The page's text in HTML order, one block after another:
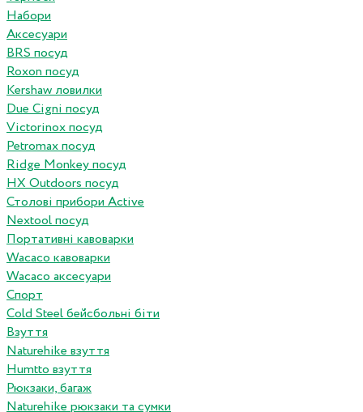
Набори
Аксесуари
BRS посуд
Roxon посуд
Kershaw ловилки
Due Cigni посуд
Victorinox посуд
Petromax посуд
Ridge Monkey посуд
HX Outdoors посуд
Столові прибори Active
Nextool посуд
Портативні кавоварки
Wacaco кавоварки
Wacaco аксесуари
Спорт
Cold Steel бейсбольні біти
Взуття
Naturehike взуття
Humtto взуття
Рюкзаки, багаж
Naturehike рюкзаки та сумки